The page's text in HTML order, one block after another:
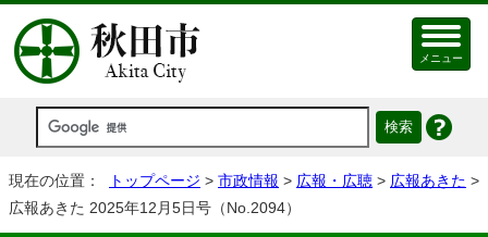
メニュー
現在の位置： トップページ > 市政情報 > 広報・広聴 > 広報あきた >
広報あきた 2025年12月5日号（No.2094）